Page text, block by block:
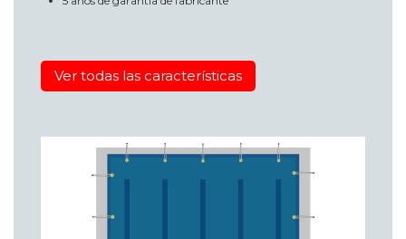
Ver todas las características